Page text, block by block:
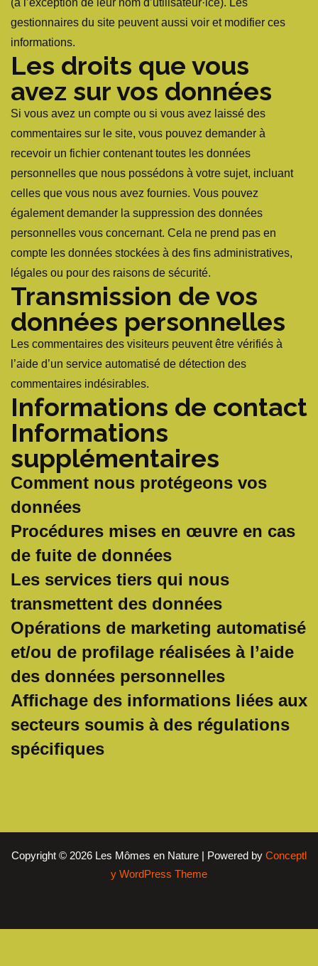
(à l’exception de leur nom d’utilisateur·ice). Les
gestionnaires du site peuvent aussi voir et modifier ces
informations.
Les droits que vous
avez sur vos données
Si vous avez un compte ou si vous avez laissé des
commentaires sur le site, vous pouvez demander à
recevoir un fichier contenant toutes les données
personnelles que nous possédons à votre sujet, incluant
celles que vous nous avez fournies. Vous pouvez
également demander la suppression des données
personnelles vous concernant. Cela ne prend pas en
compte les données stockées à des fins administratives,
légales ou pour des raisons de sécurité.
Transmission de vos
données personnelles
Les commentaires des visiteurs peuvent être vérifiés à
l’aide d’un service automatisé de détection des
commentaires indésirables.
Informations de contact
Informations
supplémentaires
Comment nous protégeons vos
données
Procédures mises en œuvre en cas
de fuite de données
Les services tiers qui nous
transmettent des données
Opérations de marketing automatisé
et/ou de profilage réalisées à l’aide
des données personnelles
Affichage des informations liées aux
secteurs soumis à des régulations
spécifiques
Copyright © 2026 Les Mômes en Nature | Powered by Conceptl
y WordPress Theme